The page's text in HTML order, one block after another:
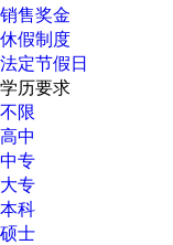
销售奖金
休假制度
法定节假日
学历要求
不限
高中
中专
大专
本科
硕士